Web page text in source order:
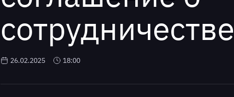
сотрудничестве
26.02.2025 18:00